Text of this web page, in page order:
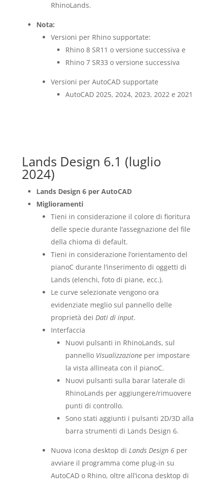
RhinoLands.
Nota:
Versioni per Rhino supportate:
Rhino 8 SR11 o versione successiva e
Rhino 7 SR33 o versione successiva
Versioni per AutoCAD supportate
AutoCAD 2025, 2024, 2023, 2022 e 2021
Lands Design 6.1 (luglio
2024)
Lands Design 6 per AutoCAD
Miglioramenti
Tieni in considerazione il colore di fioritura
delle specie durante l’assegnazione del file
della chioma di default.
Tieni in considerazione l’orientamento del
pianoC durante l’inserimento di oggetti di
Lands (elenchi, foto di piane, ecc.).
Le curve selezionate vengono ora
evidenziate meglio sul pannello delle
proprietà dei Dati di input.
Interfaccia
Nuovi pulsanti in RhinoLands, sul
pannello Visualizzazioneper impostare
la vista allineata con il pianoC.
Nuovi pulsanti sulla barar laterale di
RhinoLands per aggiungere/rimuovere
punti di controllo.
Sono stati aggiunti i pulsanti 2D/3D alla
barra strumenti di Lands Design 6.
Nuova icona desktop di Lands Design 6per
avviare il programma come plug-in su
AutoCAD o Rhino, oltre all’icona desktop di